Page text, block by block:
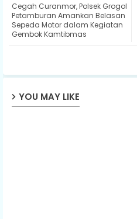
ter
Cegah Curanmor, Polsek Grogol
Petamburan Amankan Belasan
Sepeda Motor dalam Kegiatan
Gembok Kamtibmas
YOU MAY LIKE